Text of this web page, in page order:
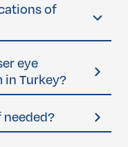
of
glare or halos at
complications (in
screening and post-
eye
in Turkey?
find that laser
needed?